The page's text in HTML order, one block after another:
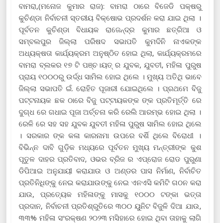
ବାମରା,(ମନୋଜ କୁମାର ରାଜ): ବାମରା ଠାରେ ବିଜେଡି ପକ୍ଷରୁ
କୁଚିଣ୍ଡା ନିର୍ବାଚନୀ ସ୍ତରୀୟ ବିକ୍ଷୋଭ ପ୍ରଦର୍ଶନ କରା ଯାଇ ଥିଲା ।
ପୂର୍ବତନ କୁଚିଣ୍ଡା ବିଧାୟକ ରାଜେନ୍ଦ୍ର କୁମାର ଛତ୍ରିଆ ଓ
ସମ୍ବଲପୁର ଜିଲ୍ଲା ପରିଷଦ ସଭାପତି କୁମଦିନି ନାଏକଙ୍କ
ଅଧ୍ୟକ୍ଷତା କାର୍ଯ୍ୟକ୍ରମ ଅନୁଷ୍ଠିତ ହୋଇ ଥିଲା, କାର୍ଯ୍ୟକ୍ରମରେ
ବାମରା ବ୍ଲକର ୧୭ ଟି ପଞ୍ଚ।ୟତ୍ ର ଯୁବକ, ଯୁବତୀ, ମହିଳା ପୁରୁଷ
ପ୍ରାୟ ୧୦୦୦ରୁ ଉର୍ଦ୍ଧ ସାମିଲ ହୋଇ ଥିଲେ । ମୁଖ୍ୟ ଅତିଥି ଭାବେ
ଜିଲ୍ଲା ସଭାପତି ଇଁ. ରୋହିତ ପୂଜାରୀ ଯୋଇଥିଲେ । ପ୍ରଥମେ ବିଜୁ
ପଟ୍ଟନାୟକ ଛକ ଠାରେ ବିଜୁ ପଟ୍ଟାୟକଙ୍କ ଙ୍କ ପ୍ରତିମୂର୍ତ୍ତି ରେ
ଦୁଗ୍ଧ ରେ ଗଧାଇ ପୂଜା ଅର୍ଚ୍ଚନା କରି ରେଲି ଆରମ୍ଭ ହୋଇ ଥିଲା ।
ରେଳି ରେ ସହ ସହ ଯୁବକ ଯୁବତୀ ମହିଳା ପୁରୁଷ ସାମିଲ ହୋଇ ଥିଲେ
। ସରକାର ଙ୍କ କଳା କାରନାମା ଉପରେ ବର୍ଶି ଥିଲେ ବିରୋଧୀ ।
ବିଭିନ୍ନ ଦାବି ଗୁଡ଼ିକ ମଧ୍ୟରେ ପୂର୍ବତନ ମୁଖ୍ୟ ମନ୍ତ୍ରୀଙ୍କ କୁଶ
ପୂତୁଳ ଦାହର ପ୍ରତିବାଦ, ଓଭର ବ୍ରିଜ ର ଏପ୍ରୋଜ ରୋଡ ପୁରୁଣା
ଡିପିଆଇ ଅନୁଯାୟୀ କରାଯାଉ ଓ ଅଣ୍ଡର ପାସ ନିର୍ମାଣ, ନିର୍ବାଚିତ
ପ୍ରତିନିଧିଙ୍କୁ ନେଇ କରାଯାଉଙ୍କୁ ନେଇ ଏନଏସି କମିଟି ଗଠନ କରା
ଯାଉ, ପ୍ରତ୍ୟେକ ମହିଳାଙ୍କୁ ମାସକୁ ୧୦୦୦ ଟଙ୍କା ଭତ୍ତା
ପ୍ରଦାନ, ନିର୍ବାଚନୀ ପ୍ରତିଶ୍ରୁତିରେ ୩୦୦ ୟୁନିଟ ବିଜୁଳି ଦିଆ ଯାଉ,
୩୩% ମହିଳା ସଂରକ୍ଷଣ ୨୦୨୩ ମସିହାରେ ହୋଇ ଥିବା ତାହାକୁ ଲାଗି